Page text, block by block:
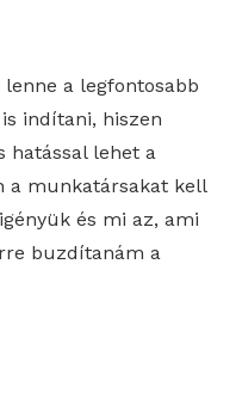
a legfontosabb
indítani, hiszen
hatással lehet a
a munkatársakat kell
és mi az, ami
buzdítanám a